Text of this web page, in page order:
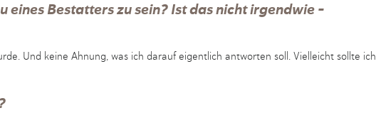
eines Bestatters zu sein? Ist das nicht irgendwie –
Und keine Ahnung, was ich darauf eigentlich antworten soll. Vielleicht sollte ich